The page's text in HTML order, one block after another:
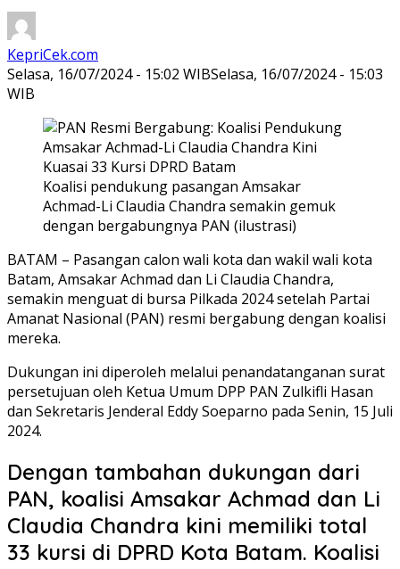
KepriCek.com
Selasa, 16/07/2024 - 15:02 WIBSelasa, 16/07/2024 - 15:03
WIB
Koalisi pendukung pasangan Amsakar
Achmad-Li Claudia Chandra semakin gemuk
dengan bergabungnya PAN (ilustrasi)
BATAM – Pasangan calon wali kota dan wakil wali kota
Batam, Amsakar Achmad dan Li Claudia Chandra,
semakin menguat di bursa Pilkada 2024 setelah Partai
Amanat Nasional (PAN) resmi bergabung dengan koalisi
mereka.
Dukungan ini diperoleh melalui penandatanganan surat
persetujuan oleh Ketua Umum DPP PAN Zulkifli Hasan
dan Sekretaris Jenderal Eddy Soeparno pada Senin, 15 Juli
2024.
Dengan tambahan dukungan dari
PAN, koalisi Amsakar Achmad dan Li
Claudia Chandra kini memiliki total
33 kursi di DPRD Kota Batam. Koalisi